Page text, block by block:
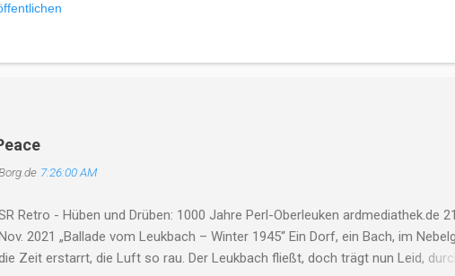
7:26:00 AM
Retro - Hüben und Drüben: 1000 Jahre Perl-Oberleuken ardmediathek.de
2021 „Ballade vom Leukbach – Winter 1945“ Ein Dorf, ein Bach, im
Zeit erstarrt, die Luft so rau. Der Leukbach fließt, doch trägt nun Leid,